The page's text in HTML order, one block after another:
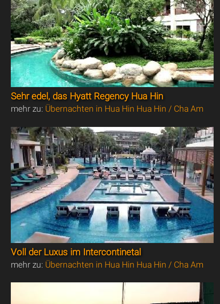
Sehr edel, das Hyatt Regency Hua Hin
mehr zu: Übernachten in Hua Hin Hua Hin / Cha Am
Voll der Luxus im Intercontinetal
mehr zu: Übernachten in Hua Hin Hua Hin / Cha Am